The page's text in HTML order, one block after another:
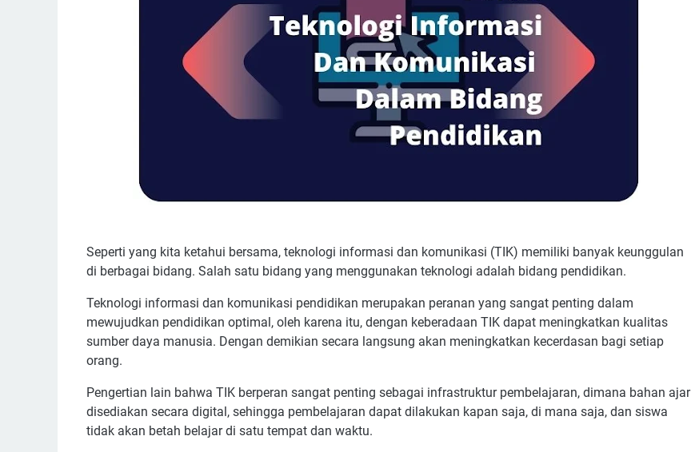
Seperti yang kita ketahui bersama, teknologi informasi dan komunikasi (TIK) memiliki banyak keunggulan
di berbagai bidang. Salah satu bidang yang menggunakan teknologi adalah bidang pendidikan.
Teknologi informasi dan komunikasi pendidikan merupakan peranan yang sangat penting dalam
mewujudkan pendidikan optimal, oleh karena itu, dengan keberadaan TIK dapat meningkatkan kualitas
sumber daya manusia. Dengan demikian secara langsung akan meningkatkan kecerdasan bagi setiap
orang.
Pengertian lain bahwa TIK berperan sangat penting sebagai infrastruktur pembelajaran, dimana bahan ajar
disediakan secara digital, sehingga pembelajaran dapat dilakukan kapan saja, di mana saja, dan siswa
tidak akan betah belajar di satu tempat dan waktu.